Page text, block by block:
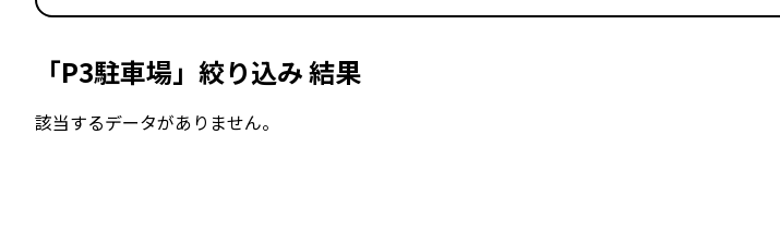
「P3駐車場」絞り込み 結果
該当するデータがありません。